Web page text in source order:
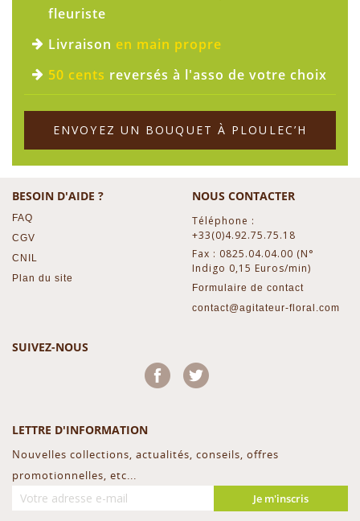
fleuriste
Livraison en main propre
50 cents reversés à l'asso de votre choix
ENVOYEZ UN BOUQUET À PLOULEC’H
BESOIN D'AIDE ?
FAQ
CGV
CNIL
Plan du site
NOUS CONTACTER
Téléphone :
+33(0)4.92.75.75.18
Fax : 0825.04.04.00 (N°
Indigo 0,15 Euros/min)
Formulaire de contact
contact@agitateur-floral.com
SUIVEZ-NOUS
Facebook
LETTRE D'INFORMATION
Nouvelles collections, actualités, conseils, offres
promotionnelles, etc...
Je m'inscris